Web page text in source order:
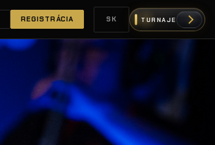
REGISTRÁCIA SK TURNAJE